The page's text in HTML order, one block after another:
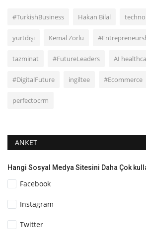
#TurkishBusiness Hakan Bilal
yurtdışı Kemal Zorlu
tazminat #FutureLeaders AI
#DigitalFuture ingiltee #Ecommerce
perfectocrm
ANKET
Hangi Sosyal Medya Sitesini Daha Çok
Facebook
Instagram
Twitter